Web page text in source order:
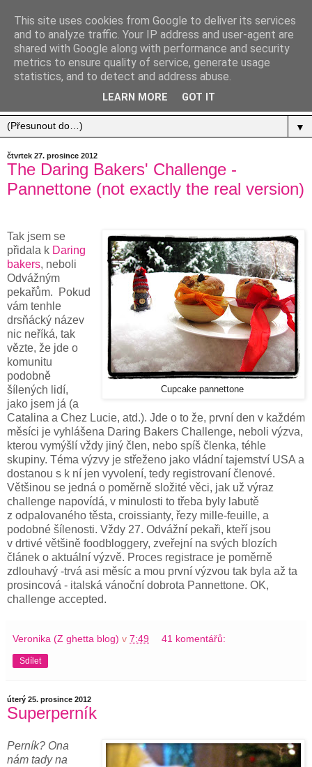
Jídlo, cestování, život.
▼
čtvrtek 27. prosince 2012
The Daring Bakers' Challenge -
Pannettone (not exactly the real version)
Cupcake pannettone
Tak jsem se
přidala k Daring
bakers, neboli
Odvážným
pekařům. Pokud
vám tenhle
drsňácký název
nic neříká, tak
vězte, že jde o
komunitu
podobně
šílených lidí,
jako jsem já (a
Catalina a Chez Lucie, atd.). Jde o to že, první den v každém
měsíci je vyhlášena Daring Bakers Challenge, neboli výzva,
kterou vymýšlí vždy jiný člen, nebo spíš členka, téhle
skupiny. Téma výzvy je střeženo jako vládní tajemství USA a
dostanou s k ní jen vyvolení, tedy registrovaní členové.
Většinou se jedná o poměrně složité věci, jak už výraz
challenge napovídá, v minulosti to třeba byly labutě
z odpalovaného těsta, croissianty, řezy mille-feuille, a
podobné šílenosti. Vždy 27. Odvážní pekaři, kteří jsou
v drtivé většině foodbloggery, zveřejní na svých blozích
článek o aktuální výzvě. Proces registrace je poměrně
zdlouhavý -trvá asi měsíc a mou první výzvou tak byla až ta
prosincová - italská vánoční dobrota Pannettone. OK,
challenge accepted.
Veronika (Z ghetta blog) v 7:49 41 komentářů:
Sdílet
úterý 25. prosince 2012
Superperník
Perník? Ona
nám tady na
This site uses cookies from Google to deliver its services
and to analyze traffic. Your IP address and user-agent are
shared with Google along with performance and security
metrics to ensure quality of service, generate usage
statistics, and to detect and address abuse.
LEARN MORE GOT IT